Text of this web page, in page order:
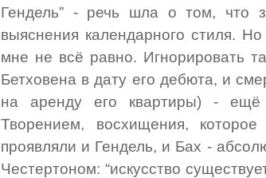
Гендель” - речь шла о том, что
выяснения календарного стиля.
мне не всё равно. Игнорировать
Бетховена в дату его дебюта, и
на аренду его квартиры) -
Творением, восхищения,
проявляли и Гендель, и Бах -
Честертоном: “искусство